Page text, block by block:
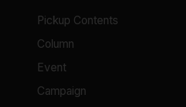
Pickup Contents
Column
Event
Campaign